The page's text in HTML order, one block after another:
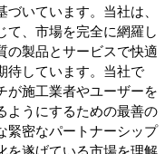
いています。当社は、
て、市場を完全に網羅し
の製品とサービスで快適
待しています。当社で
が施工業者やユーザーを
ようにするための最善の
緊密なパートナーシップ